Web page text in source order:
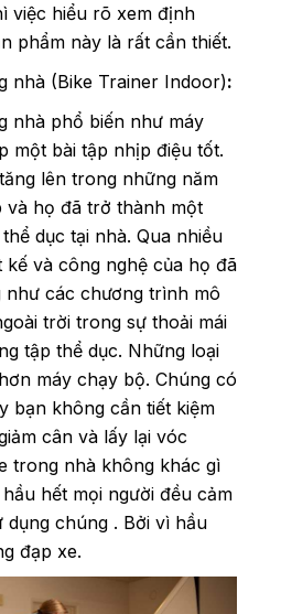
việc hiểu rõ xem định
phẩm này là rất cần thiết.
nhà (Bike Trainer Indoor):
nhà phổ biến như máy
một bài tập nhịp điệu tốt.
lên trong những năm
và họ đã trở thành một
dục tại nhà. Qua nhiều
kế và công nghệ của họ đã
như các chương trình mô
trời trong sự thoải mái
tập thể dục. Những loại
máy chạy bộ. Chúng có
bạn không cần tiết kiệm
cân và lấy lại vóc
trong nhà không khác gì
hết mọi người đều cảm
dụng chúng . Bởi vì hầu
đạp xe.